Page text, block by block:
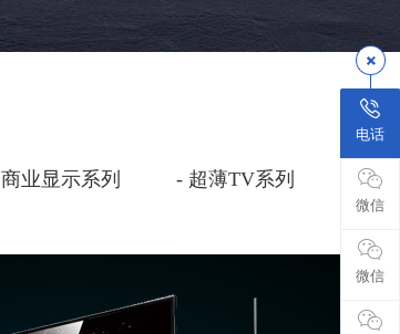
商业显示系列 超薄TV系列 显
电话
微信
微信